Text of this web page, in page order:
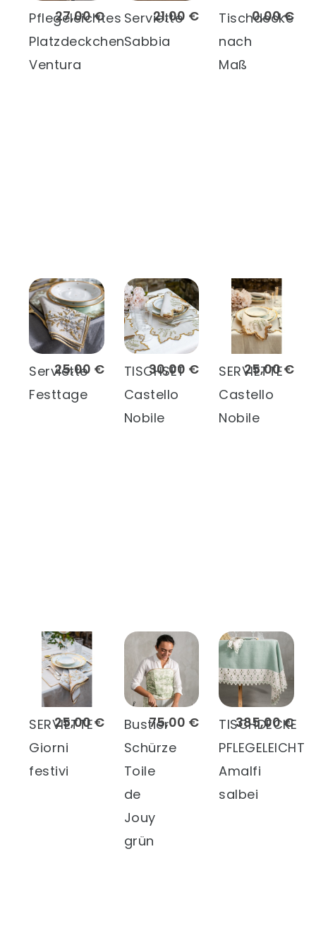
27,00 €
Pflegeleichtes
Platzdeckchen
Ventura
21,00 €
Serviette
Sabbia
0,00 €
Tischdecke
nach
Maß
25,00 €
Serviette
Festtage
30,00 €
TISCHSET
Castello
Nobile
25,00 €
SERVIETTE
Castello
Nobile
25,00 €
SERVIETTE
Giorni
festivi
75,00 €
Bustier
Schürze
Toile
de
Jouy
grün
385,00 €
TISCHDECKE
PFLEGELEICHT
Amalfi
salbei